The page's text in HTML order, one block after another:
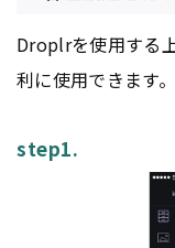
Droplrを使用する
利に使用できます。
step1.